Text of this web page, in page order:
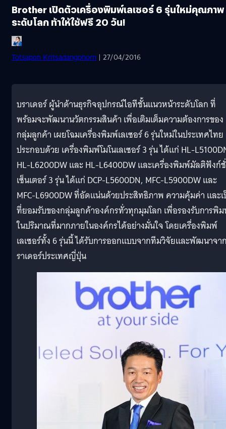
Brother เปิดตัวเครื่องพิมพ์เลเซอร์ 6 รุ่นใหม่คุณภาพ
ระดับโลก ท้าให้ใช้ฟรี 20 วัน!
Totsapon Kritsadangphorn | 27/04/2016
บราเดอร์ ผู้นำด้านธุรกิจอุปกรณ์ไอทีชั้นแนวหน้าระดับโลก ที่
พร้อมจะพัฒนานวัตกรรมสินค้า เพื่อเติมเต็มความต้องการของ
กลุ่มลูกค้า เผยโฉมเครื่องพิมพ์เลเซอร์ 6 รุ่นใหม่ในประเทศไทย
ประกอบด้วย เครื่องพิมพ์โมโนเลเซอร์ 3 รุ่น ได้แก่ HL-
HL-L6200DW และ HL-L6400DW และเครื่องพิมพ์มัลติฟังก์
เซ็นเตอร์ 3 รุ่น ได้แก่ DCP-L5600DN, MFC-L5900DW และ
MFC-L6900DW ที่อัดแน่นด้วยประสิทธิภาพ ความคุ้มค่า และ
ที่ยอมรับของกลุ่มลูกค้าองค์กรทั่วทุกมุมโลก เพื่อรองรับการพิ
ในปริมาณที่มากภายในองค์กรได้อย่างมั่นใจ โดยเครื่องพิมพ์
เลเซอร์ทั้ง 6 รุ่นนี้ ได้รับการออกแบบจากทีมวิจัยและพัฒนาจา
ราเดอร์ประเทศญี่ปุ่น